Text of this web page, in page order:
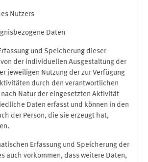
Nutzers
Daten
und Speicherung dieser
der individuellen Ausgestaltung der
jeweiligen Nutzung der zur Verfügung
durch den verantwortlichen
nach Natur der eingesetzten Aktivität
Daten erfasst und können in den
der Person, die sie erzeugt hat,
Erfassung und Speicherung der
auch vorkommen, dass weitere Daten,